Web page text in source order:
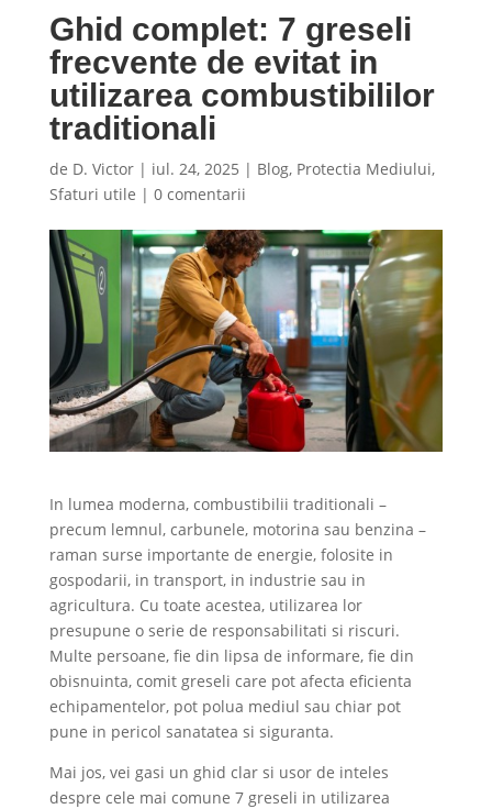
Ghid complet: 7 greseli
frecvente de evitat in
utilizarea combustibililor
traditionali
de D. Victor| iul. 24, 2025 | Blog, Protectia Mediului,
Sfaturi utile | 0 comentarii
In lumea moderna, combustibilii traditionali –
precum lemnul, carbunele, motorina sau benzina –
raman surse importante de energie, folosite in
gospodarii, in transport, in industrie sau in
agricultura. Cu toate acestea, utilizarea lor
presupune o serie de responsabilitati si riscuri.
Multe persoane, fie din lipsa de informare, fie din
obisnuinta, comit greseli care pot afecta eficienta
echipamentelor, pot polua mediul sau chiar pot
pune in pericol sanatatea si siguranta.
Mai jos, vei gasi un ghid clar si usor de inteles
despre cele mai comune 7 greseli in utilizarea